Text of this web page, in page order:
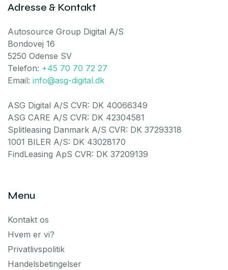
Adresse & Kontakt
Autosource Group Digital A/S
Bondovej 16
5250 Odense SV
Telefon: +45 70 70 72 27
Email: info@asg-digital.dk
ASG Digital A/S CVR: DK 40066349
ASG CARE A/S CVR: DK 42304581
Splitleasing Danmark A/S CVR: DK 37293318
1001 BILER A/S: DK 43028170
FindLeasing ApS CVR: DK 37209139
Menu
Kontakt os
Hvem er vi?
Privatlivspolitik
Handelsbetingelser